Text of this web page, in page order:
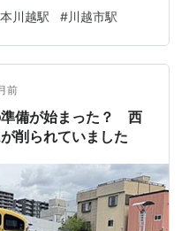
かう ③本川越駅の西口
前が紛らわしい？ 西武新
ら西武新宿線への乗り換
西武新宿線の本川越駅
武東上線→西武新宿線の
本川越駅 #川越市駅
前
備が始まった？ 西
削られていました